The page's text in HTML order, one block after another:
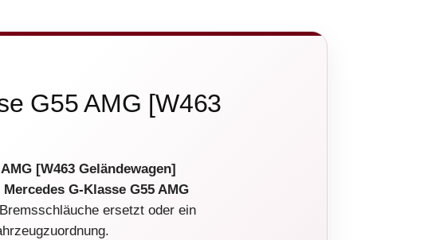
G55 AMG [W463
[W463 Geländewagen]
Mercedes G-Klasse G55 AMG
ersetzt oder ein